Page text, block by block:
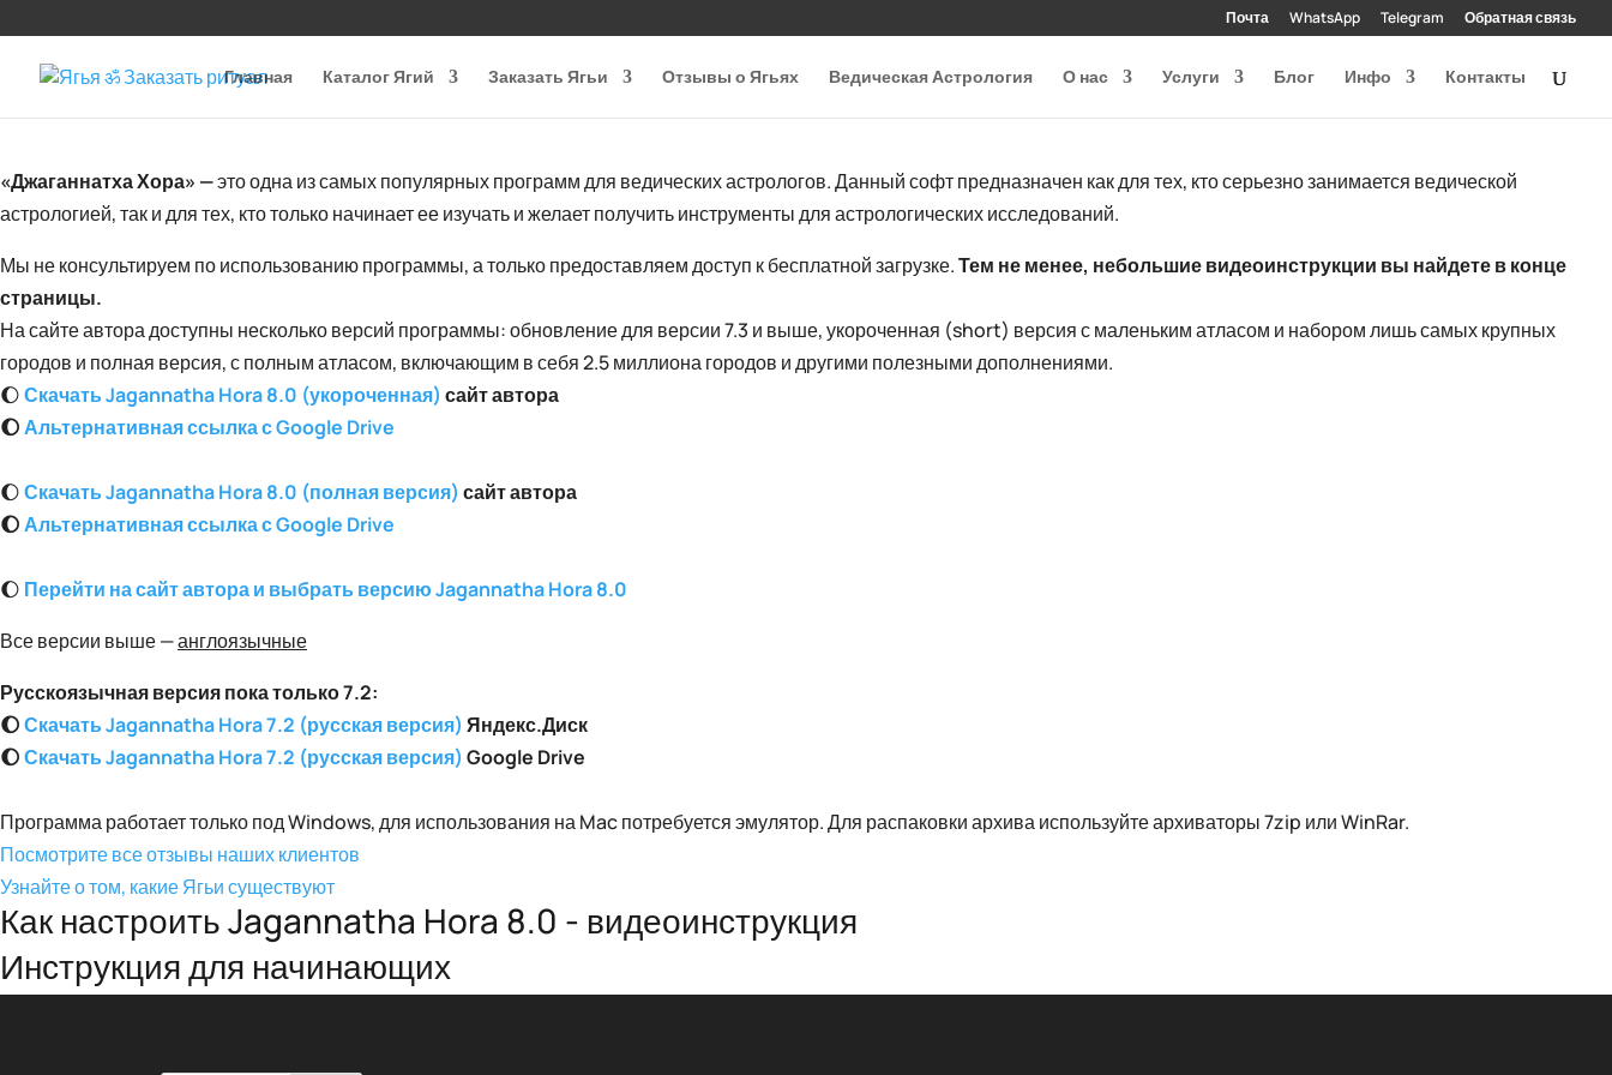
Почта WhatsApp Telegram Обратная связь
Главная Каталог Ягий Заказать Ягьи Отзывы о Ягьях Ведическая Астрология О нас Услуги Блог Инфо Контакты
«Джаганнатха Хора» —это одна из самых популярных программ для ведических астрологов. Данный софт предназначен как для тех, кто серьезно занимается ведической
астрологией, так и для тех, кто только начинает ее изучать и желает получить инструменты для астрологических исследований.
Мы не консультируем по использованию программы, а только предоставляем доступ к бесплатной загрузке.Тем не менее, небольшие видеоинструкции вы найдете в конце
страницы.
На сайте автора доступны несколько версий программы: обновление для версии 7.3 и выше, укороченная (short) версия с маленьким атласом и набором лишь самых крупных
городов и полная версия, с полным атласом, включающим в себя 2.5 миллиона городов и другими полезными дополнениями.
🌔Скачать Jagannatha Hora 8.0 (укороченная) сайт автора
🌔Альтернативная ссылка с Google Drive
🌔Скачать Jagannatha Hora 8.0 (полная версия) сайт автора
🌔Альтернативная ссылка с Google Drive
🌔 Перейти на сайт автора и выбрать версию Jagannatha Hora 8.0
Все версии выше —англоязычные
Русскоязычная версия пока только 7.2:
🌔Скачать Jagannatha Hora 7.2 (русская версия) Яндекс.Диск
🌔Скачать Jagannatha Hora 7.2 (русская версия) Google Drive
Программа работает только под Windows, для использования на Mac потребуется эмулятор. Для распаковки архива используйте архиваторы 7zip или WinRar.
Посмотрите все отзывы наших клиентов
Узнайте о том, какие Ягьи существуют
Как настроить Jagannatha Hora 8.0 - видеоинструкция
Инструкция для начинающих